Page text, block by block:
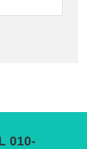
010-